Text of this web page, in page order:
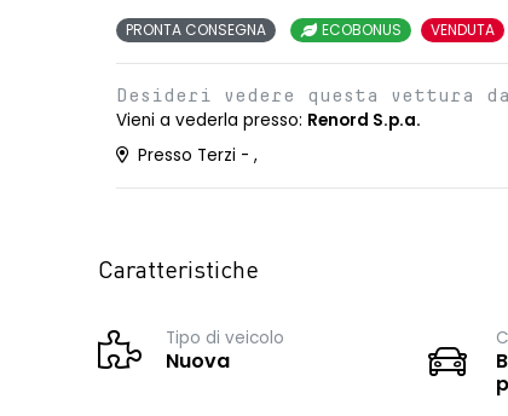
PRONTA CONSEGNA ECOBONUS VENDUTA
Desideri vedere questa vettura
Vieni a vederla presso: Renord S.p.a.
Presso Terzi - ,
Caratteristiche
Tipo di veicolo
Nuova